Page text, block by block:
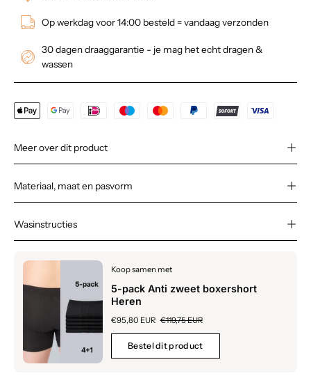
Op werkdag voor 14:00 besteld = vandaag verzonden
30 dagen draaggarantie - je mag het echt dragen &
wassen
Meer over dit product
Materiaal, maat en pasvorm
Wasinstructies
Koop samen met
5-pack Anti zweet boxershort
Heren
€95,80 EUR €119,75 EUR
Bestel dit product